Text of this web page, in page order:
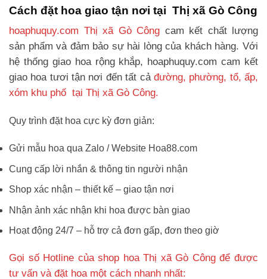
Cách đặt hoa giao tận nơi tại Thị xã Gò Công
hoaphuquy.com Thị xã Gò Công cam kết chất lượng
sản phẩm và đảm bảo sự hài lòng của khách hàng. Với
hệ thống giao hoa rộng khắp, hoaphuquy.com cam kết
giao hoa tươi tận nơi đến tất cả đường, phường, tổ, ấp,
xóm khu phố tại Thị xã Gò Công.
Quy trình đặt hoa cực kỳ đơn giản:
Gửi mẫu hoa qua Zalo / Website Hoa88.com
Cung cấp lời nhắn & thông tin người nhận
Shop xác nhận – thiết kế – giao tận nơi
Nhận ảnh xác nhận khi hoa được bàn giao
Hoạt động 24/7 – hỗ trợ cả đơn gấp, đơn theo giờ
Gọi số Hotline của shop hoa Thị xã Gò Công để được
tư vấn và đặt hoa một cách nhanh nhất: